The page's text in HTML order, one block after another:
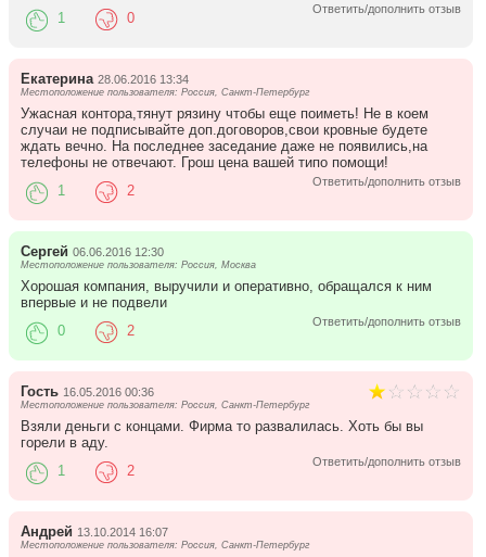
Ответить/дополнить отзыв
1 0
Екатерина 28.06.2016 13:34
Местоположение пользователя: Россия, Санкт-Петербург
Ужасная контора,тянут рязину чтобы еще поиметь! Не в коем
случаи не подписывайте доп.договоров,свои кровные будете
ждать вечно. На последнее заседание даже не появились,на
телефоны не отвечают. Грош цена вашей типо помощи!
Ответить/дополнить отзыв
1 2
Сергей 06.06.2016 12:30
Местоположение пользователя: Россия, Москва
Хорошая компания, выручили и оперативно, обращался к ним
впервые и не подвели
Ответить/дополнить отзыв
0 2
Гость 16.05.2016 00:36
Местоположение пользователя: Россия, Санкт-Петербург
Взяли деньги с концами. Фирма то развалилась. Хоть бы вы
горели в аду.
Ответить/дополнить отзыв
1 2
Андрей 13.10.2014 16:07
Местоположение пользователя: Россия, Санкт-Петербург